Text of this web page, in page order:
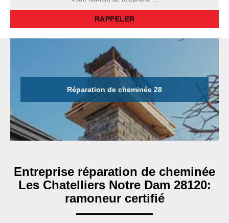
Réparation de cheminée 28
Entreprise réparation de cheminée
Les Chatelliers Notre Dam 28120:
ramoneur certifié